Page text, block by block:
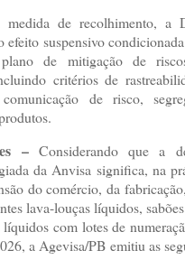
medida de recolhimento, a
efeito suspensivo
plano de mitigação de
critérios de
comunicação de risco,
–Considerando que a
da Anvisa significa, na
do comércio, da
lava-louças líquidos,
líquidos com lotes de
a Agevisa/PB emitiu as